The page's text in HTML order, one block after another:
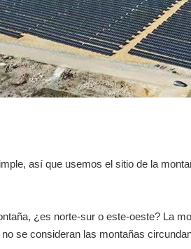
así que usemos el sitio de la
¿es norte-sur o este-oeste? La
se consideran las montañas